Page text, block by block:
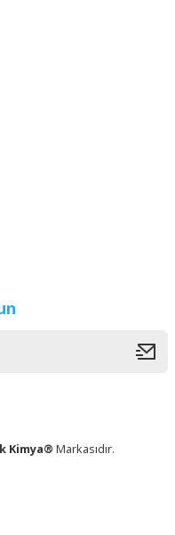
Kimya® Markasıdır.